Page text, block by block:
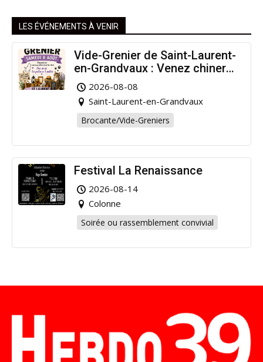
LES ÉVÉNEMENTS À VENIR
Vide-Grenier de Saint-Laurent-
en-Grandvaux : Venez chiner
pour la bonne cause !
2026-08-08
Saint-Laurent-en-Grandvaux
Brocante/Vide-Greniers
Festival La Renaissance
2026-08-14
Colonne
Soirée ou rassemblement convivial